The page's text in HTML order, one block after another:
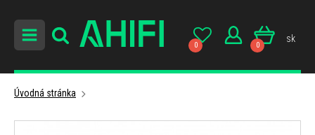
0 0
sk
Úvodná stránka